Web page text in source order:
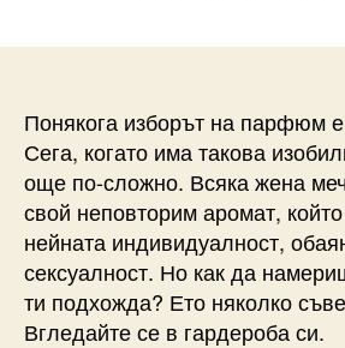
Понякога изборът на парфюм
Сега, когато има такова
още по-сложно. Всяка жена
свой неповторим аромат,
нейната индивидуалност,
сексуалност. Но как да
ти подхожда? Ето няколко
Вгледайте се в гардероба си.